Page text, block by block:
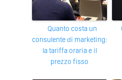
Quanto costa un
consulente di marketing:
la tariffa oraria e il
prezzo fisso